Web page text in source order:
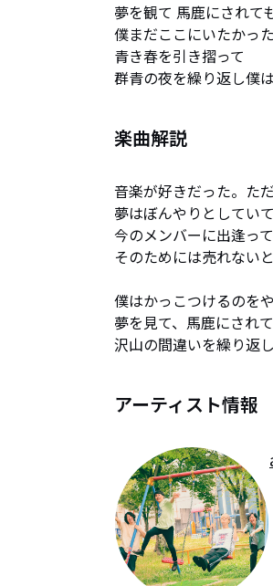
夢を観て 馬鹿にされて
僕まだここにいたかった
青き春を引き摺って
群青の夜を繰り返し僕
楽曲解説
音楽が好きだった。た
夢はぼんやりとしてい
今のメンバーに出逢っ
そのためには売れない
僕はかっこつけるのを
夢を見て、馬鹿にされ
沢山の間違いを繰り返
アーティスト情報